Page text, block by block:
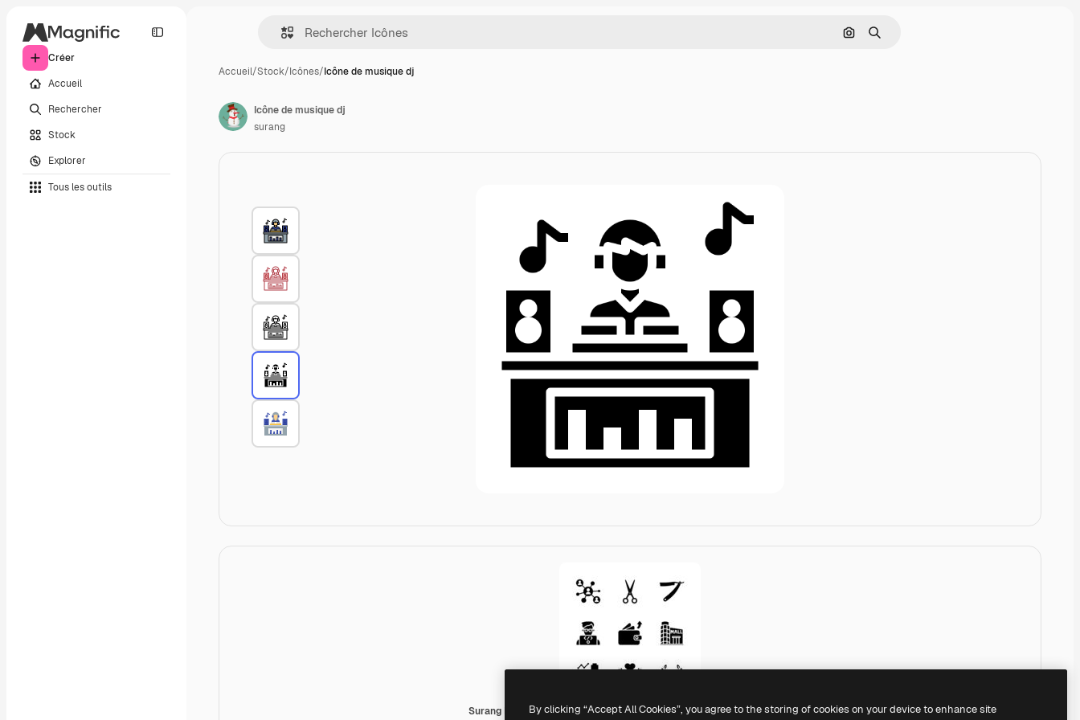
Créer
Accueil
Rechercher
Stock
Explorer
Tous les outils
Rechercher par image
Rechercher
Accueil/Stock/Icônes/Icône de musique dj
Surang Fill
Icône de musique dj
surang
By clicking “Accept All Cookies”, you agree to the storing of cookies on your device to enhance site